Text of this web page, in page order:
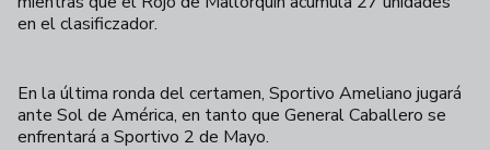
en el clasificzador.
En la última ronda del certamen, Sportivo Ameliano jugará
ante Sol de América, en tanto que General Caballero se
enfrentará a Sportivo 2 de Mayo.